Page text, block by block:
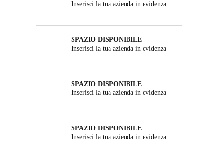
Inserisci la tua azienda in evidenza
SPAZIO DISPONIBILE
Inserisci la tua azienda in evidenza
SPAZIO DISPONIBILE
Inserisci la tua azienda in evidenza
SPAZIO DISPONIBILE
Inserisci la tua azienda in evidenza